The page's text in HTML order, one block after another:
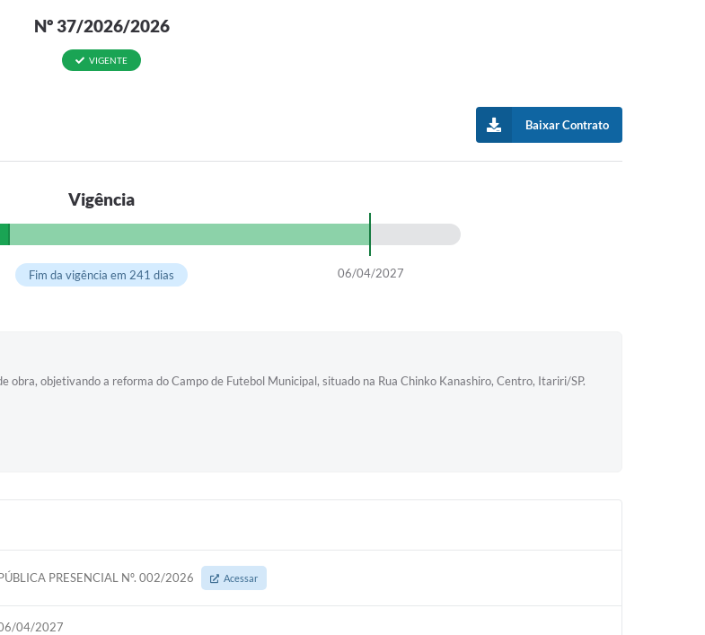
Nº 37/2026/2026
VIGENTE
Baixar Contrato
Vigência
06/04/2027
Fim da vigência em 241 dias
objetivando a reforma do Campo de Futebol Municipal, situado na Rua Chinko Kanashiro, Centro, Itariri/SP.
PRESENCIAL Nº. 002/2026 Acessar
04/2027